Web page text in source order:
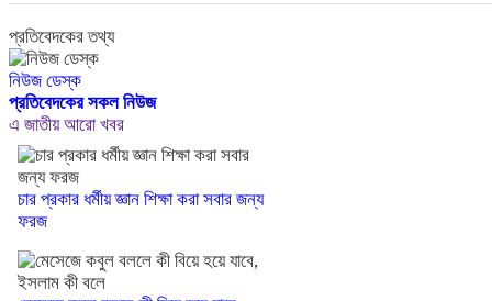
প্রতিবেদকের তথ্য
নিউজ ডেস্ক
প্রতিবেদকের সকল নিউজ
এ জাতীয় আরো খবর
চার প্রকার ধর্মীয় জ্ঞান শিক্ষা করা সবার জন্য
ফরজ